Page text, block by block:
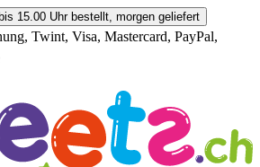
15.00 Uhr bestellt, morgen geliefert
Twint, Visa, Mastercard, PayPal,